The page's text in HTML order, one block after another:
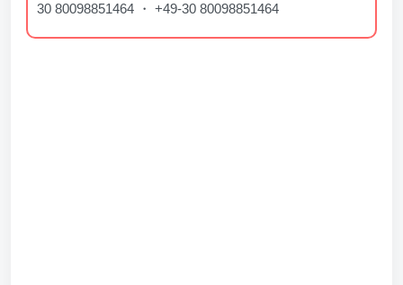
30 80098851464 ・ +49-30 80098851464